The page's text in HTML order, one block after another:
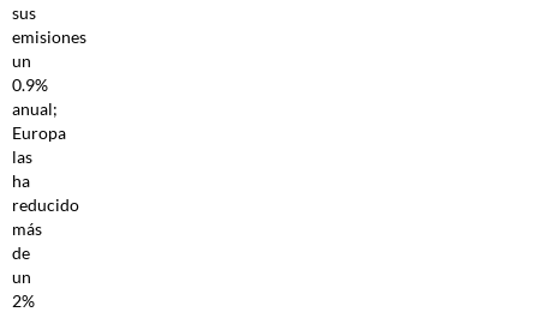
sus
emisiones
un
0.9%
anual;
Europa
las
ha
reducido
más
de
un
2%